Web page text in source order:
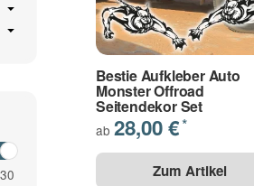
Bestie Aufkleber Auto
Monster Offroad
Seitendekor Set
ab 28,00 €*
Zum Artikel